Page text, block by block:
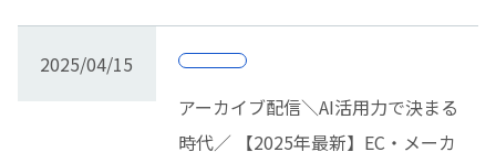
2025/04/15
アーカイブ配信＼AI活用力で決まる
時代／ 【2025年最新】EC・メーカ